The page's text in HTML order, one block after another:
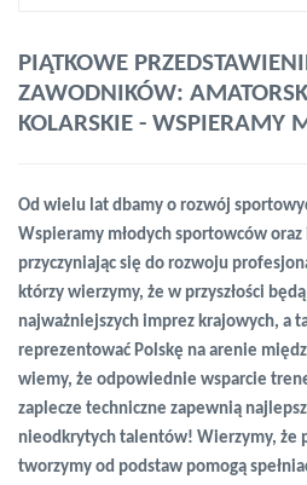
PIĄTKOWE
ZAWODNIKÓW:
KOLARSKIE - WSPIERAMY
Od wielu lat dbamy o rozwój
Wspieramy młodych sportowców
przyczyniając się do rozwoju
którzy wierzymy, że w przyszłości
najważniejszych imprez krajowych, a
reprezentować Polskę na arenie
wiemy, że odpowiednie wsparcie
zaplecze techniczne zapewnią
nieodkrytych talentów! Wierzymy, że
tworzymy od podstaw pomogą